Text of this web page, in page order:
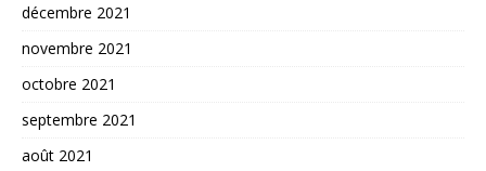
décembre 2021
novembre 2021
octobre 2021
septembre 2021
août 2021